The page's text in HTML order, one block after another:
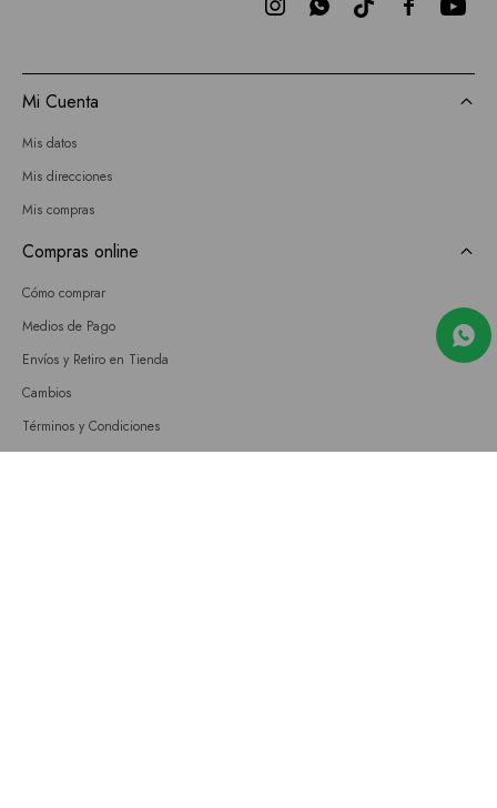

 
Mi Cuenta
Mis datos
Mis direcciones
Mis compras
Compras online
Cómo comprar
Medios de Pago
Envíos y Retiro en Tienda
Cambios
Términos y Condiciones